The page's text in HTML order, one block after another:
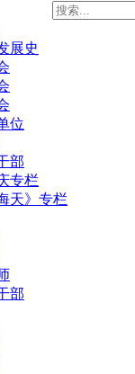
展史
位
部
专栏
天》专栏
部